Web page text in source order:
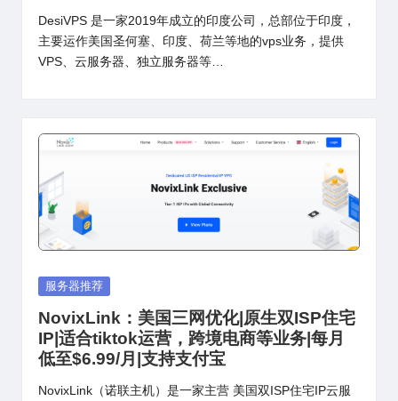
DesiVPS 是一家2019年成立的印度公司，总部位于印度，
主要运作美国圣何塞、印度、荷兰等地的vps业务，提供
VPS、云服务器、独立服务器等…
Posted
服务器推荐
NovixLink：美国三网优化|原生双ISP住宅
IP|适合tiktok运营，跨境电商等业务|每月
低至$6.99/月|支持支付宝
NovixLink（诺联主机）是一家主营 美国双ISP住宅IP云服